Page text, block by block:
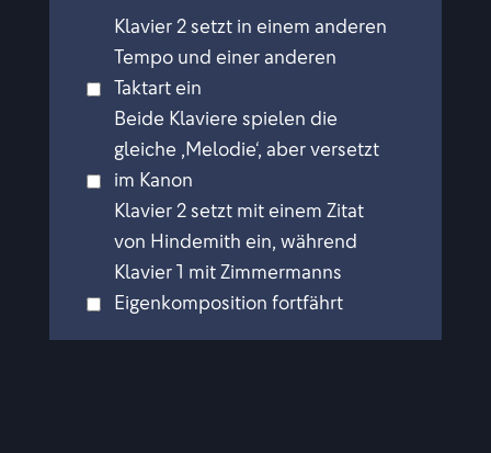
Klavier 2 setzt in einem anderen
Tempo und einer anderen
Taktart ein
Beide Klaviere spielen die
gleiche ,Melodie‘, aber versetzt
im Kanon
Klavier 2 setzt mit einem Zitat
von Hindemith ein, während
Klavier 1 mit Zimmermanns
Eigenkomposition fortfährt